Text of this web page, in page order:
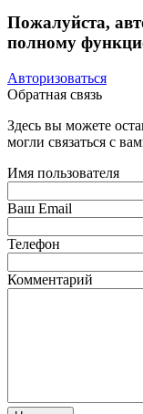
Пожалуйста,
полному
Авторизоваться
Обратная связь
Здесь вы можете
могли связаться с
Имя пользователя
Ваш Email
Телефон
Комментарий